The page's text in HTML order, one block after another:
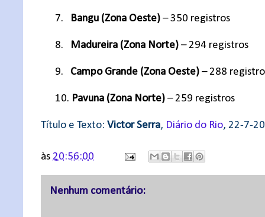
7. Bangu (Zona Oeste) – 350 registros
8. Madureira (Zona Norte) – 294 registros
9. Campo Grande (Zona Oeste) – 288
10. Pavuna (Zona Norte) – 259 registros
Título e Texto: Victor Serra, Diário do Rio, 22-7-
às 20:56:00
Nenhum comentário: